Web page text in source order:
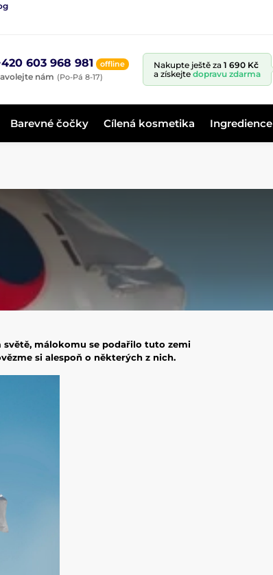
603 968 981 offline
nám (Po-Pá 8-17)
Nakupte ještě za 1 690 Kč
a získejte dopravu zdarma
Barevné čočky Cílená kosmetika Ingredience
málokomu se podařilo tuto zemi
si alespoň o některých z nich.